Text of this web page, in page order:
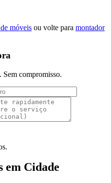
móveis ou volte para montador
Sem compromisso.
em Cidade